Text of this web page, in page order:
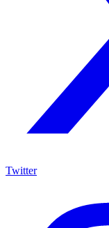
Twitter